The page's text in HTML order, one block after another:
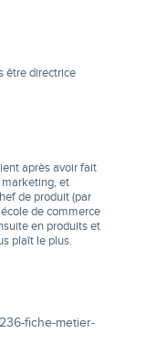
être directrice
après avoir fait
marketing, et
de produit (par
de commerce
en produits et
plaît le plus.
fiche-metier-